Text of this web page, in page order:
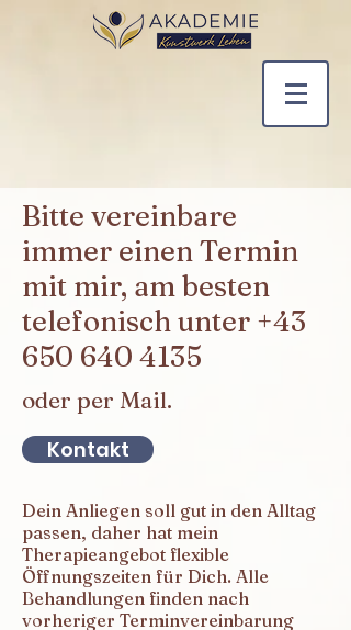
Bitte vereinbare
immer einen Termin
mit mir, am besten
telefonisch unter +43
650 640 4135
oder per Mail.
Kontakt
Dein Anliegen soll gut in den Alltag
passen, daher hat mein
Therapieangebot flexible
Öffnungszeiten für Dich. Alle
Behandlungen finden nach
vorheriger Terminvereinbarung